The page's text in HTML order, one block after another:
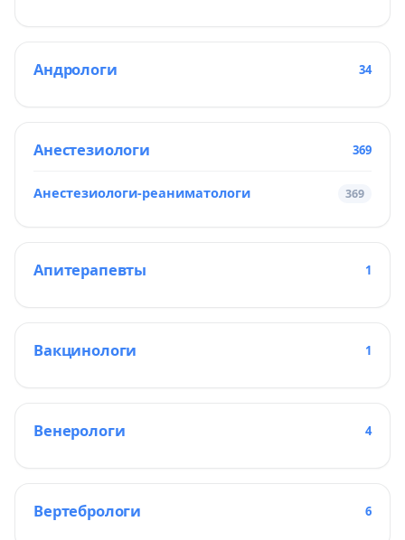
Андрологи 34
Анестезиологи 369
Анестезиологи-реаниматологи 369
Апитерапевты 1
Вакцинологи 1
Венерологи 4
Вертебрологи 6